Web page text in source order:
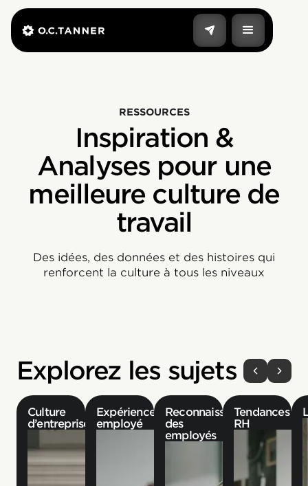
RESSOURCES
Inspiration &
Analyses pour une
meilleure culture de
travail
Des idées, des données et des histoires qui
renforcent la culture à tous les niveaux
Explorez les sujets
Culture
d’entreprise
Expérience
employé
Reconnaissance
des
employés
Tendances
RH